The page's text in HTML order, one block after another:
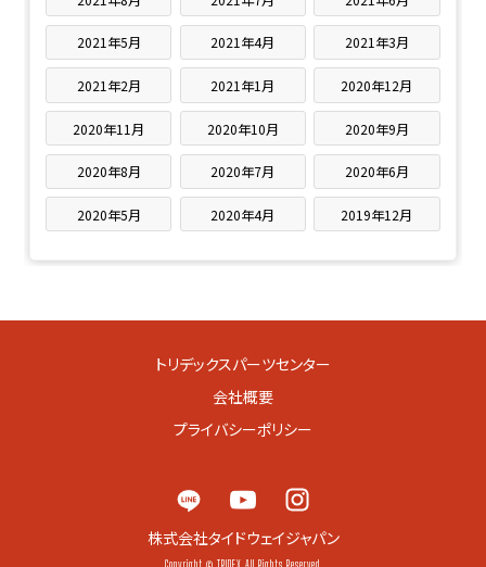
2021年5月 2021年4月 2021年3月
2021年2月 2021年1月 2020年12月
2020年11月 2020年10月 2020年9月
2020年8月 2020年7月 2020年6月
2020年5月 2020年4月 2019年12月
トリデックスパーツセンター
会社概要
プライバシーポリシー
株式会社タイドウェイジャパン
Copyright © TRIDEX All Rights Reserved.